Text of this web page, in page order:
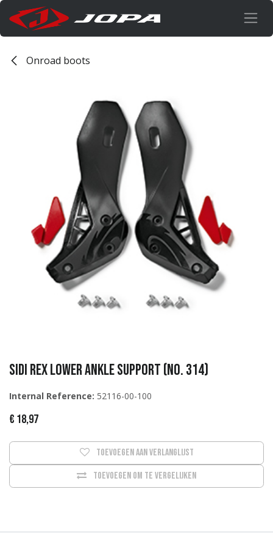
Overslaan naar inhoud
Onroad boots
Sidi Rex Lower ankle support (No. 314)
Internal Reference: 52116-00-100
€ 18,97
Toevoegen om te vergelijken
Toevoegen aan verlanglijst